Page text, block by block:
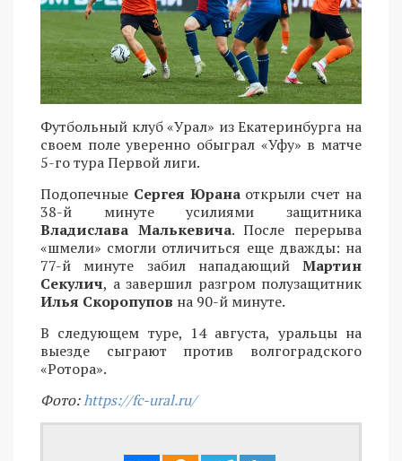
Футбольный клуб «Урал» из Екатеринбурга на
своем поле уверенно обыграл «Уфу» в матче
5-го тура Первой лиги.
Подопечные Сергея Юрана открыли счет на
38-й минуте усилиями защитника
Владислава Малькевича. После перерыва
«шмели» смогли отличиться еще дважды: на
77-й минуте забил нападающий Мартин
Секулич, а завершил разгром полузащитник
Илья Скоропупов на 90-й минуте.
В следующем туре, 14 августа, уральцы на
выезде сыграют против волгоградского
«Ротора».
Фото:https://fc-ural.ru/